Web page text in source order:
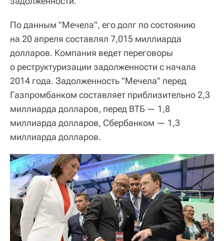
По данным "Мечела", его долг по состоянию
на 20 апреля составлял 7,015 миллиарда
долларов. Компания ведет переговоры
о реструктуризации задолженности с начала
2014 года. Задолженность "Мечела" перед
Газпромбанком составляет приблизительно 2,3
миллиарда долларов, перед ВТБ — 1,8
миллиарда долларов, Сбербанком — 1,3
миллиарда долларов.